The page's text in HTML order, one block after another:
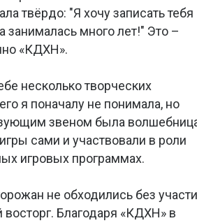
твёрдо: "Я хочу записать тебя
много лет!" Это –
«КДХН».
несколько творческих
я поначалу не понимала, но
звеном была
сами и участвовали в роли
игровых программах.
не обходились без
Благодаря «КДХН» в